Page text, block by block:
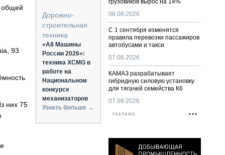
И СЕРВИС
общей
93
них 75
Дорожно-
строительная
техника
«А8 Машины
России 2026»:
техника XCMG в
работе на
Национальном
конкурсе
механизаторов
Узнать больше →
грузовиков вырос на 14%
08.08.2026
С 1 сентября изменятся
правила перевозки пассажиров
автобусами и такси
07.08.2026
КАМАЗ разрабатывает
гибридную силовую установку
для тягачей семейства К6
07.08.2026
РЕКЛАМА